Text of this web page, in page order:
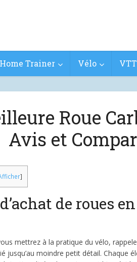
Home Trainer Vélo VTT
Roue
Avis et
]
de roues
mettrez à la pratique du vélo,
jusqu’au moindre petit détail. Chaque